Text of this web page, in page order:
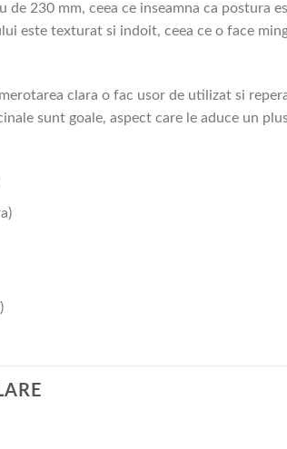
de 230 mm, ceea ce inseamna ca
este texturat si indoit, ceea ce o face
clara o fac usor de utilizat si
sunt goale, aspect care le aduce un